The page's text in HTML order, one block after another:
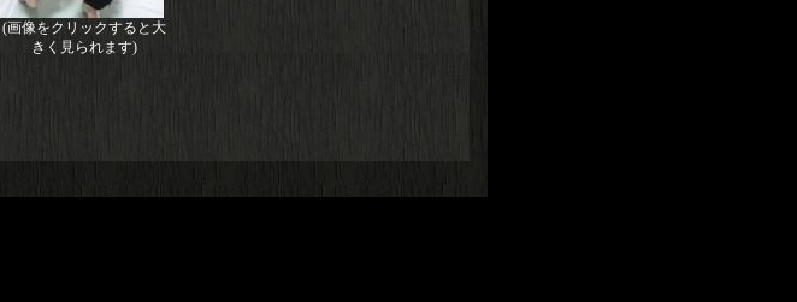
(画像をクリックすると大
きく見られます)